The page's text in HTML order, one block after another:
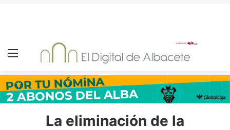
Menú
La eliminación de la